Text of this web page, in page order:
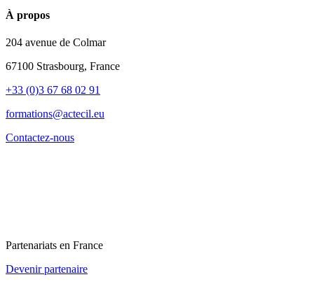
À propos
204 avenue de Colmar
67100 Strasbourg, France
+33 (0)3 67 68 02 91
formations@actecil.eu
Contactez-nous
Partenariats en France
Devenir partenaire